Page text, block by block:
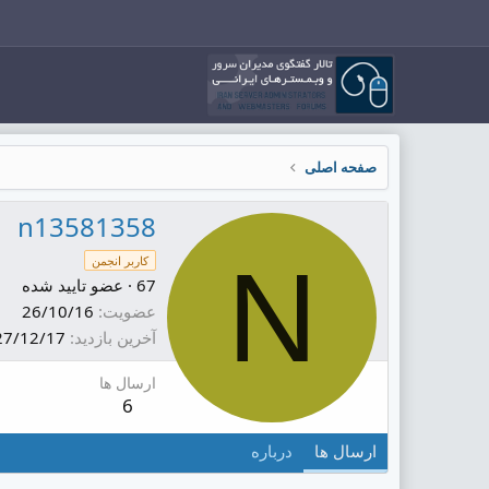
صفحه اصلی
N
n13581358
کاربر انجمن
عضو تایید شده · 67
عضویت 26/10/16
آخرین بازدید 12/17
ارسال ها
6
ارسال ها درباره